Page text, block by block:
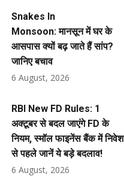
Snakes In
Monsoon: मानसून में घर के
आसपास क्यों बढ़ जाते हैं सांप?
जानिए बचाव
6 August, 2026
RBI New FD Rules: 1
अक्टूबर से बदल जाएंगे FD के
नियम, स्मॉल फाइनेंस बैंक में निवेश
से पहले जानें ये बड़े बदलाव!
6 August, 2026